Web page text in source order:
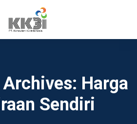
Harga
Sendiri